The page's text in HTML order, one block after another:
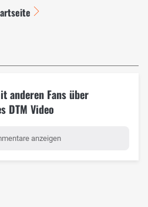
anderen Fans über
DTM Video
anzeigen